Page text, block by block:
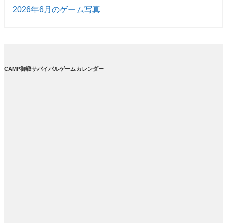
2026年6月のゲーム写真
CAMP御戦サバイバルゲームカレンダー